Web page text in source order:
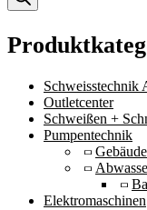
Schweisstechnik
Outletcenter
Schweißen +
Pumpentechnik
Elektromaschinen